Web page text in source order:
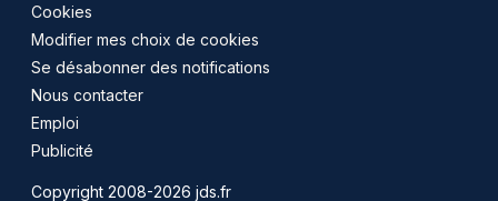
Cookies
Modifier mes choix de cookies
Se désabonner des notifications
Nous contacter
Emploi
Publicité
Copyright 2008-2026 jds.fr